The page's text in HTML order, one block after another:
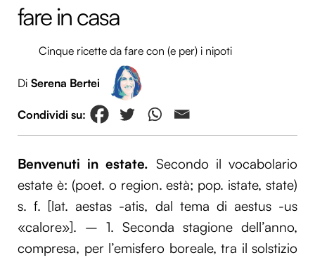
fare in casa
Cinque ricette da fare con (e per) i nipoti
Di Serena Bertei
Benvenuti in estate. Secondo il vocabolario
estate è: (poet. o region. està; pop. istate, state)
s. f. [lat. aestas -atis, dal tema di aestus -us
«calore»]. – 1. Seconda stagione dell’anno,
compresa, per l’emisfero boreale, tra il solstizio